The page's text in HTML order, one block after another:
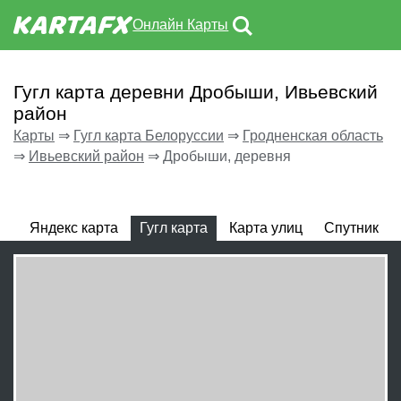
Онлайн Карты
Гугл карта деревни Дробыши, Ивьевский
район
Карты ⇒ Гугл карта Белоруссии ⇒ Гродненская область
⇒ Ивьевский район ⇒ Дробыши, деревня
Яндекс карта Гугл карта Карта улиц Спутник